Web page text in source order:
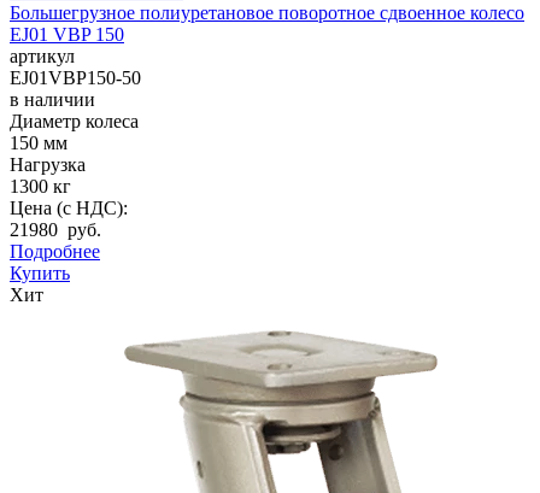
Большегрузное полиуретановое поворотное сдвоенное колесо
EJ01 VBP 150
артикул
EJ01VBP150-50
в наличии
Диаметр колеса
150 мм
Нагрузка
1300 кг
Цена (с НДС):
21980 руб.
Подробнее
Купить
Хит